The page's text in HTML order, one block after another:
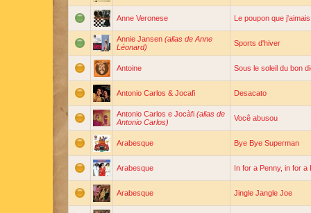
Anne Veronese Le poupon que j'aimais
Annie Jansen (alias de Anne
Léonard)
Sports d'hiver
Antoine Sous le soleil du bon
Antonio Carlos & Jocafi Desacato
Antonio Carlos e Jocàfi (alias de
Antonio Carlos)
Você abusou
Arabesque Bye Bye Superman
Arabesque In for a Penny, in for a
Arabesque Jingle Jangle Joe